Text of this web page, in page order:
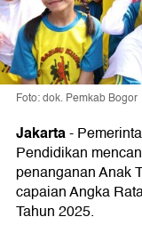
Foto: dok. Pemkab Bogor
Jakarta-
Pendidikan
penanganan Anak
capaian Angka
Tahun 2025.